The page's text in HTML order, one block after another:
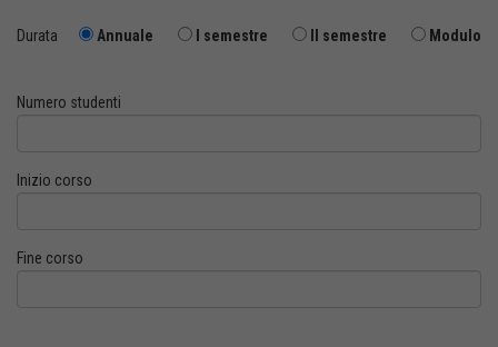
Durata Annuale I semestre II semestre Modulo
Numero studenti
Inizio corso
Fine corso